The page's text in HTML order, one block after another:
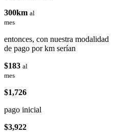
300km al
mes
entonces, con nuestra modalidad
de pago por km serían
$183 al
mes
$1,726
pago inicial
$3,922